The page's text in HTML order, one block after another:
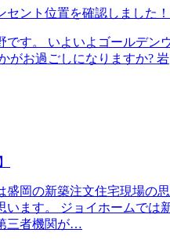
ント位置を確認しました！
です。 いよいよゴールデン
がお過ごしになりますか? 岩
盛岡の新築注文住宅現場の思
います。 ジョイホームでは
三者機関が…